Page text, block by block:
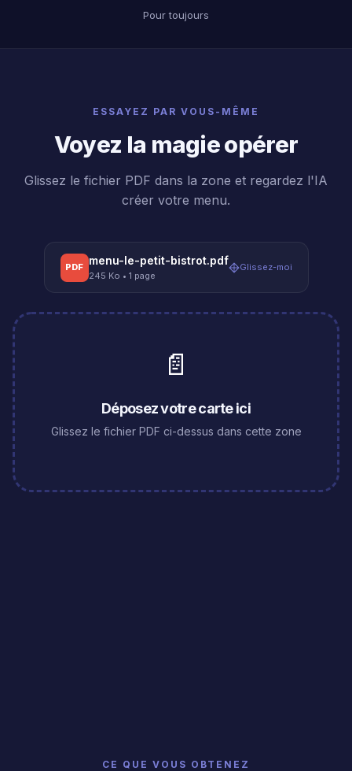
Pour toujours
ESSAYEZ PAR VOUS-MÊME
Voyez la magie opérer
Glissez le fichier PDF dans la zone et regardez l'IA
créer votre menu.
PDF menu-le-petit-bistrot.pdf
245 Ko • 1 page
Glissez-moi
📄
Déposez votre carte ici
Glissez le fichier PDF ci-dessus dans cette zone
CE QUE VOUS OBTENEZ